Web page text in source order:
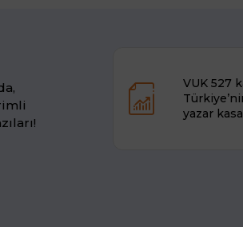
VUK 527
yazar